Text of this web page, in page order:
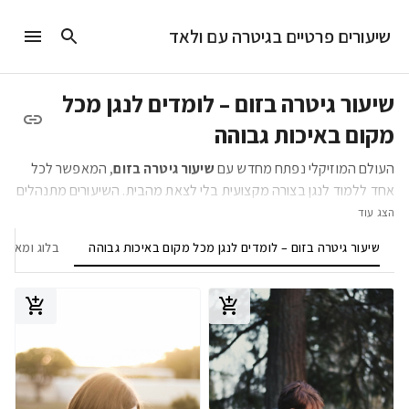
שיעורים פרטיים בגיטרה עם ולאד
שיעור גיטרה בזום – לומדים לנגן מכל
מקום באיכות גבוהה
העולם המוזיקלי נפתח מחדש עםשיעור גיטרה בזום, המאפשר לכל
אחד ללמוד לנגן בצורה מקצועית בלי לצאת מהבית. השיעורים מתנהלים
באותה רמת איכות של שיעורים פרונטליים, כאשר המורה רואה, שומע
לימוד שנבנית במיוחד בשבילו.שיעורי גיטרה אונליין בזום
הפכו לאחת
הדרכים הנוחות, הגמישות והאפקטיביות ביותר ללמוד נגינה בעידן
הדיגיטלי – פתרון מושלם למי שמחפש לשלב תחביב, יצירה או מקצוע
חדש בלי לוותר על נוחות וזמן.
איך מתנהל שיעור גיטרה בזום בפועל
הצג עוד
שיעור גיטרה בזום – לומדים לנגן מכל מקום באיכות גבוהה בלוג